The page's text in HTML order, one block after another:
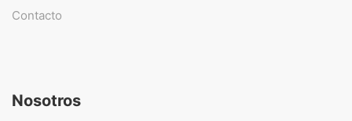
Contacto
Nosotros